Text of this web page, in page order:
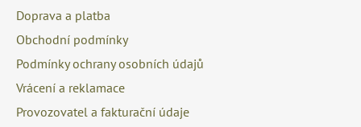
Doprava a platba
Obchodní podmínky
Podmínky ochrany osobních údajů
Vrácení a reklamace
Provozovatel a fakturační údaje